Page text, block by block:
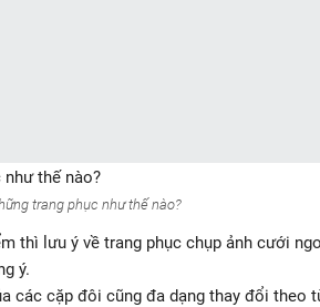
trang phục như thế nào?
thì lưu ý về trang phục chụp ảnh cưới
ý.
các cặp đôi cũng đa dạng thay đổi theo